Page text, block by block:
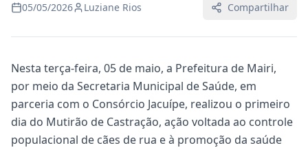
05/05/2026 Luziane Rios Compartilhar
Nesta terça-feira, 05 de maio, a Prefeitura de Mairi,
por meio da Secretaria Municipal de Saúde, em
parceria com o Consórcio Jacuípe, realizou o primeiro
dia do Mutirão de Castração, ação voltada ao controle
populacional de cães de rua e à promoção da saúde